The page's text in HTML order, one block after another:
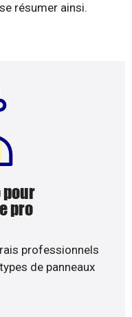
résumer ainsi.
pour
pro
professionnels
de panneaux